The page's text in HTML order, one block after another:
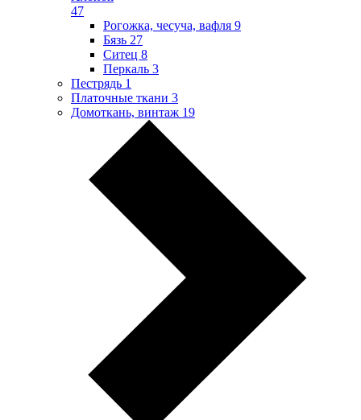
47
Рогожка, чесуча, вафля 9
Бязь 27
Ситец 8
Перкаль 3
Пестрядь 1
Платочные ткани 3
Домоткань, винтаж 19